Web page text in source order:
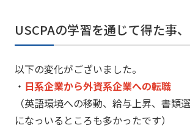
USCPAの学習を通じて得た事
以下の変化がございました。
・ 日系企業から外資系企業への転職
（英語環境への移動、給与上昇、書類
になっいるところも多かったです）